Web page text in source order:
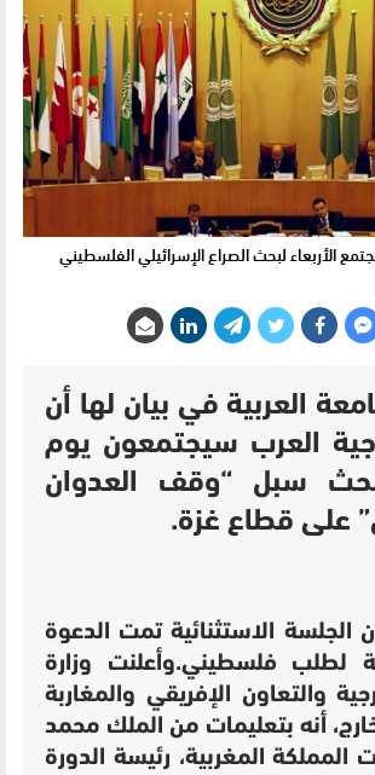
الأربعاء لبحث الصراع الإسرائيلي الفلسطيني
العربية في بيان لها أن
العرب سيجتمعون يوم
لبحث سبل “وقف العدوان
على قطاع غزة.
الجلسة الاستثنائية تمت الدعوة
لطلب فلسطيني.وأعلنت وزارة
والتعاون الإفريقي والمغاربة
أنه بتعليمات من الملك محمد
المملكة المغربية، رئيسة الدورة